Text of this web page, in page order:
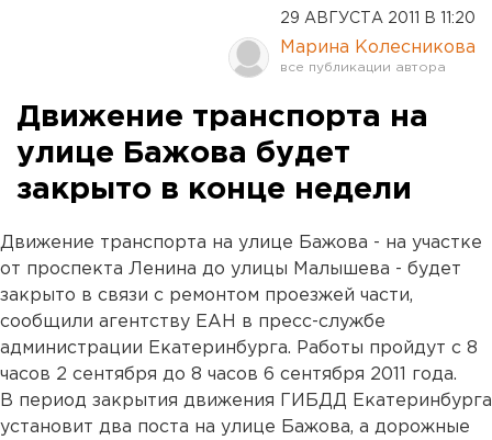
29 АВГУСТА 2011 В 11:20
Марина Колесникова
Движение транспорта на
улице Бажова будет
закрыто в конце недели
Движение транспорта на улице Бажова - на участке
от проспекта Ленина до улицы Малышева - будет
закрыто в связи с ремонтом проезжей части,
сообщили агентству ЕАН в пресс-службе
администрации Екатеринбурга. Работы пройдут с 8
часов 2 сентября до 8 часов 6 сентября 2011 года.
В период закрытия движения ГИБДД Екатеринбурга
установит два поста на улице Бажова, а дорожные